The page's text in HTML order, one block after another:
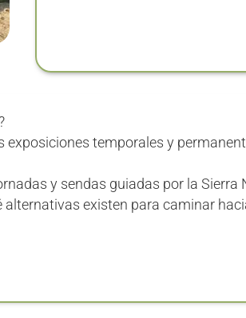
temporales y
y sendas guiadas por la Sierra
existen para caminar